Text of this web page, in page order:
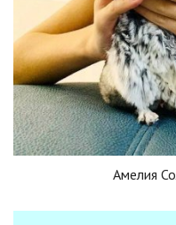
Амелия